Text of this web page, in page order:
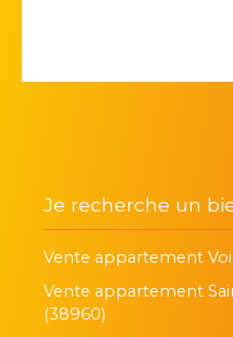
Je recherche un
Vente appartement
Vente appartement
(38960)